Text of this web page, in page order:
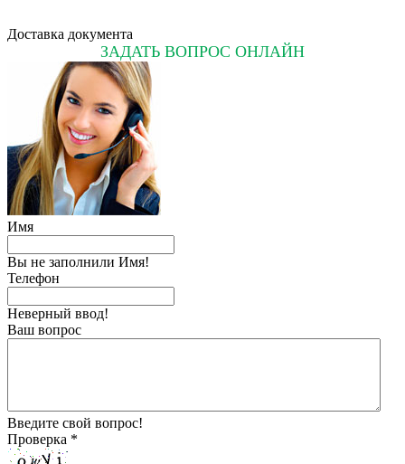
Доставка документа
ЗАДАТЬ ВОПРОС ОНЛАЙН
Имя
Вы не заполнили Имя!
Телефон
Неверный ввод!
Ваш вопрос
Введите свой вопрос!
Проверка *